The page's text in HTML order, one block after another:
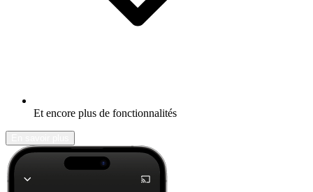
Et encore plus de fonctionnalités